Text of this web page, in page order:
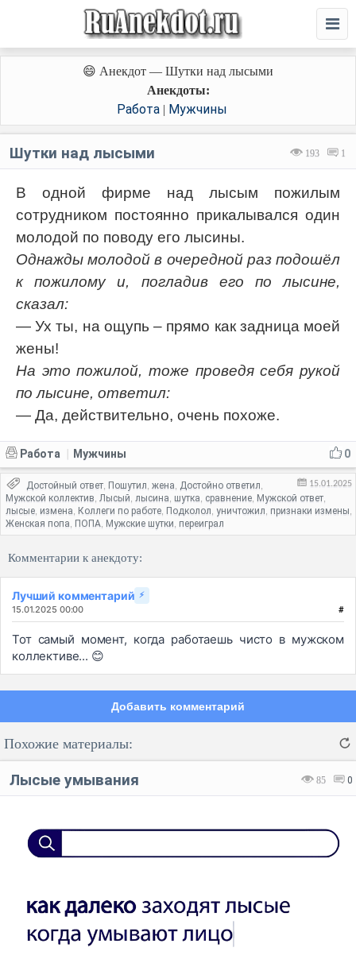
😄 Анекдот — Шутки над лысыми
Анекдоты:
Работа | Мужчины
193 1
Шутки над лысыми
В одной фирме над лысым пожилым
сотрудником постоянно прикалывался один
молодой по поводу его лысины.
Однажды молодой в очередной раз подошёл
к пожилому и, погладив его по лысине,
сказал:
— Ух ты, на ощупь – прямо как задница моей
жены!
На это пожилой, тоже проведя себя рукой
по лысине, ответил:
— Да, действительно, очень похоже.
0
Работа Мужчины
15.01.2025
Достойный ответ, Пошутил, жена, Достойно ответил,
Мужской коллектив, Лысый, лысина, шутка, сравнение, Мужской ответ,
лысые, измена, Коллеги по работе, Подколол, уничтожил, признаки измены,
Женская попа, ПОПА, Мужские шутки, переиграл
Комментарии к анекдоту:
Лучший комментарий ⚡
15.01.2025 00:00 #
Тот самый момент, когда работаешь чисто в мужском
коллективе... 😊
Добавить комментарий
Отправить
Похожие материалы:
85 0
Лысые умывания